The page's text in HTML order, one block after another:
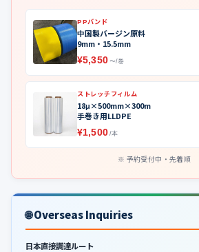
PPバンド
中国製バージン原料
9mm・15.5mm
¥5,350 〜/巻
ストレッチフィルム
18μ×500mm×300m
手巻き用LLDPE
¥1,500 /本
予約受付中・先着順
🌐 Overseas Inquiries
日本直接調達ルート